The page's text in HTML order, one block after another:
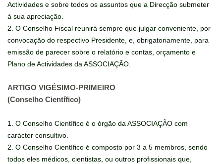
Actividades e sobre todos os assuntos que a Direcção submeter
à sua apreciação.
2. O Conselho Fiscal reunirá sempre que julgar conveniente, por
convocação do respectivo Presidente, e, obrigatoriamente, para
emissão de parecer sobre o relatório e contas, orçamento e
Plano de Actividades da ASSOCIAÇÃO.
ARTIGO VIGÉSIMO-PRIMEIRO
(Conselho Científico)
1. O Conselho Científico é o órgão da ASSOCIAÇÃO com
carácter consultivo.
2. O Conselho Científico é composto por 3 a 5 membros, sendo
todos eles médicos, cientistas, ou outros profissionais que,